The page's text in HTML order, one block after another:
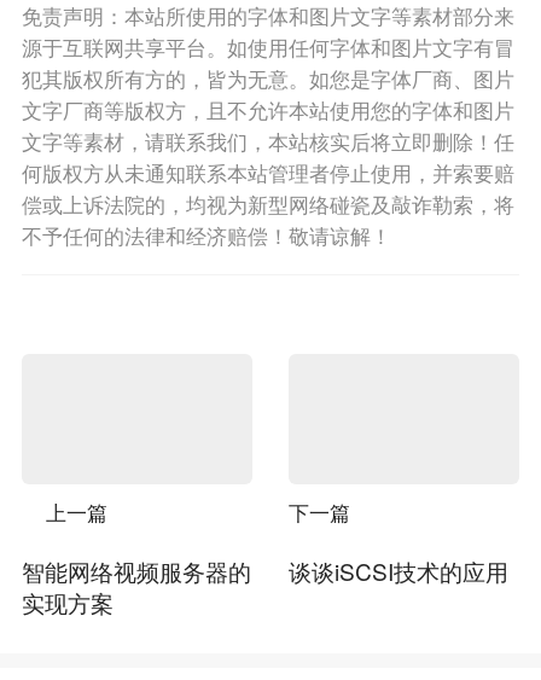
免责声明：本站所使用的字体和图片文字等素材部分来
源于互联网共享平台。如使用任何字体和图片文字有冒
犯其版权所有方的，皆为无意。如您是字体厂商、图片
文字厂商等版权方，且不允许本站使用您的字体和图片
文字等素材，请联系我们，本站核实后将立即删除！任
何版权方从未通知联系本站管理者停止使用，并索要赔
偿或上诉法院的，均视为新型网络碰瓷及敲诈勒索，将
不予任何的法律和经济赔偿！敬请谅解！
上一篇
智能网络视频服务器的
实现方案
下一篇
谈谈iSCSI技术的应用